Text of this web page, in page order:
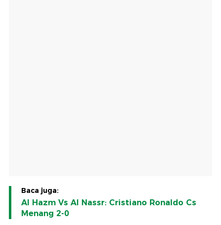
Baca juga:
Al Hazm Vs Al Nassr: Cristiano Ronaldo Cs
Menang 2-0